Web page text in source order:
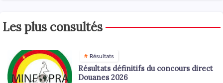
Les plus consultés
Résultats
Résultats définitifs du concours direct
Douanes 2026